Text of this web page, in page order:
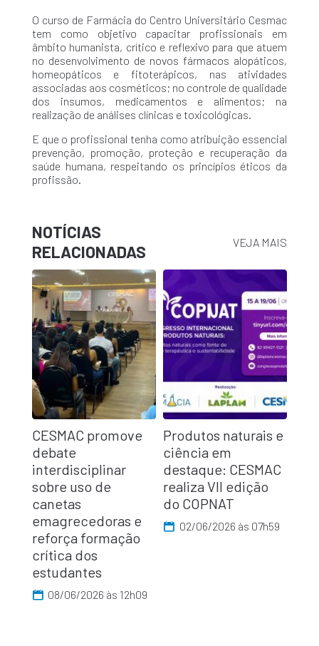
O curso de Farmácia do Centro Universitário Cesmac
tem como objetivo capacitar profissionais em
âmbito humanista, crítico e reflexivo para que atuem
no desenvolvimento de novos fármacos alopáticos,
homeopáticos e fitoterápicos, nas atividades
associadas aos cosméticos; no controle de qualidade
dos insumos, medicamentos e alimentos; na
realização de análises clínicas e toxicológicas.
E que o profissional tenha como atribuição essencial
prevenção, promoção, proteção e recuperação da
saúde humana, respeitando os princípios éticos da
profissão.
NOTÍCIAS
RELACIONADAS
VEJA MAIS
CESMAC promove
debate
interdisciplinar
sobre uso de
canetas
emagrecedoras e
reforça formação
crítica dos
estudantes
08/06/2026 às 12h09
Produtos naturais e
ciência em
destaque: CESMAC
realiza VII edição
do COPNAT
02/06/2026 às 07h59